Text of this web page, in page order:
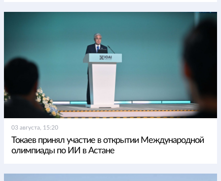
03 августа, 15:20
Токаев принял участие в открытии Международной
олимпиады по ИИ в Астане